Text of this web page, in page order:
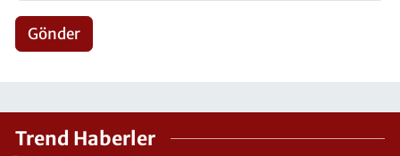
Gönder
Trend Haberler